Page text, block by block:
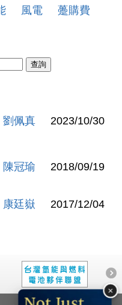
×
風電
躉購費
劉佩真 2023/10/30
陳冠瑜 2018/09/19
康廷嶽 2017/12/04